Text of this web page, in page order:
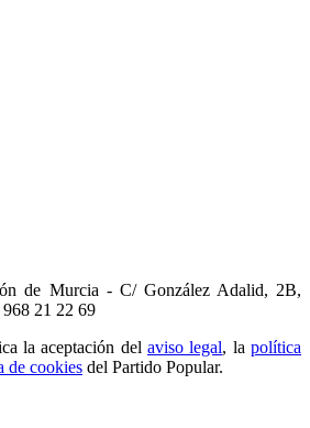
de Murcia - C/ González Adalid, 2B,
21 22 69
la aceptación del aviso legal, lapolítica
de cookies del Partido Popular.